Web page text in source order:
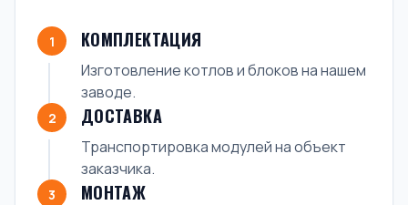
1 КОМПЛЕКТАЦИЯ
Изготовление котлов и блоков на нашем
заводе.
2 ДОСТАВКА
Транспортировка модулей на объект
заказчика.
3 МОНТАЖ